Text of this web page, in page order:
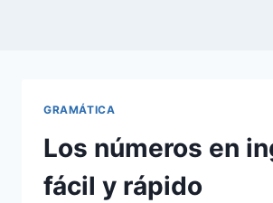
GRAMÁTICA
Los números en
fácil y rápido